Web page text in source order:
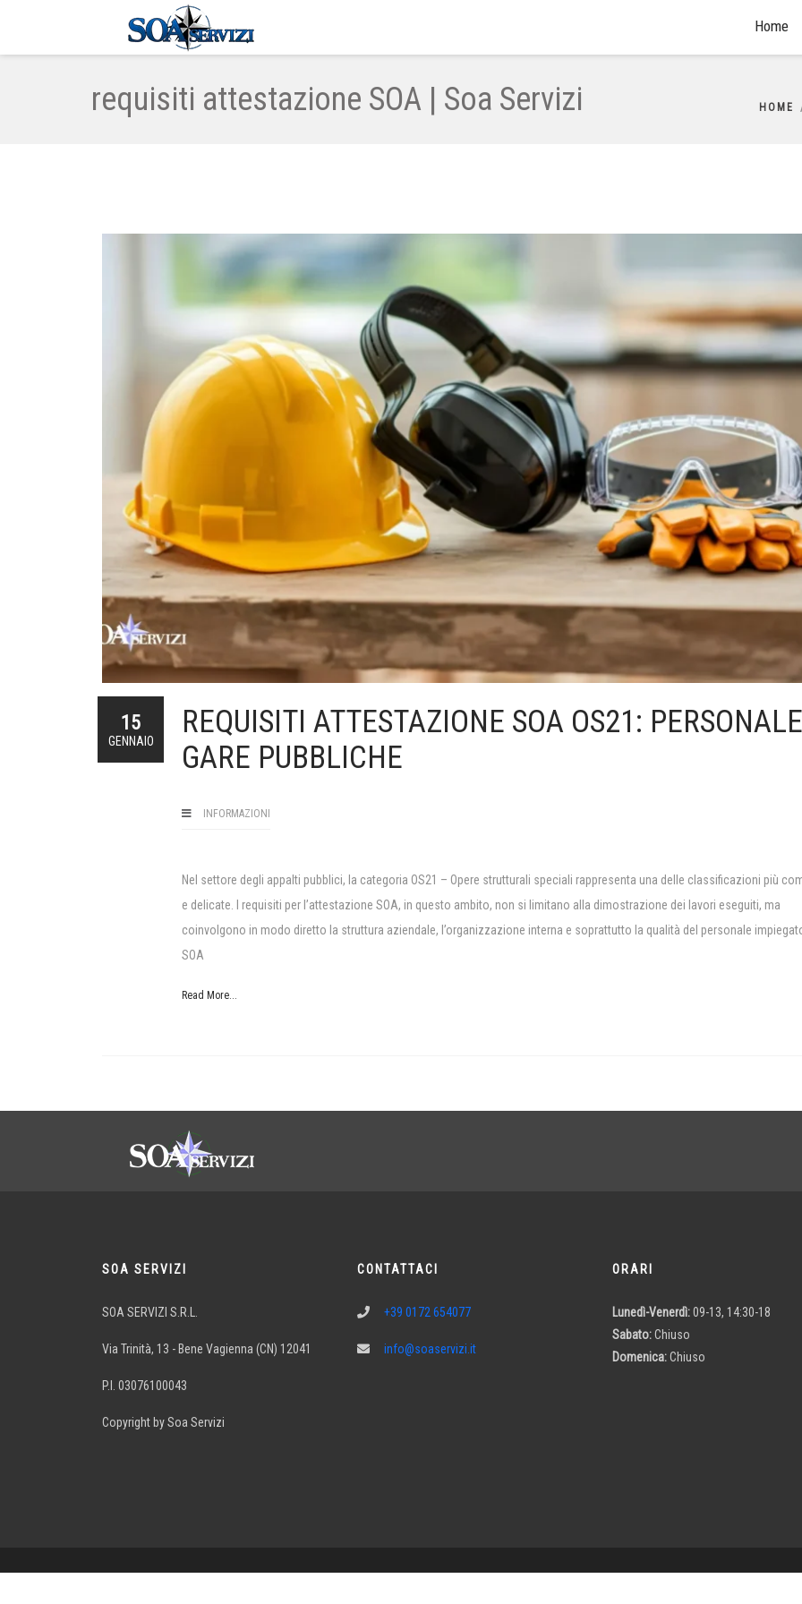
Home
requisiti attestazione SOA | Soa Servizi HOME
REQUISITI ATTESTAZIONE SOA OS21:
GARE PUBBLICHE
INFORMAZIONI
Nel settore degli appalti pubblici, la categoria OS21 – Opere strutturali speciali rappresenta una delle classificazioni più
e delicate. I requisiti per l’attestazione SOA, in questo ambito, non si limitano alla dimostrazione dei lavori eseguiti, ma
coinvolgono in modo diretto la struttura aziendale, l’organizzazione interna e soprattutto la qualità del personale
SOA
Read More...
15
GENNAIO
SOA SERVIZI
SOA SERVIZI S.R.L.
Via Trinità, 13 - Bene Vagienna (CN) 12041
P.I. 03076100043
Copyright by Soa Servizi
CONTATTACI
+39 0172 654077
info@soaservizi.it
ORARI
Lunedì-Venerdì:09-13, 14:30-18
Sabato:Chiuso
Domenica:Chiuso